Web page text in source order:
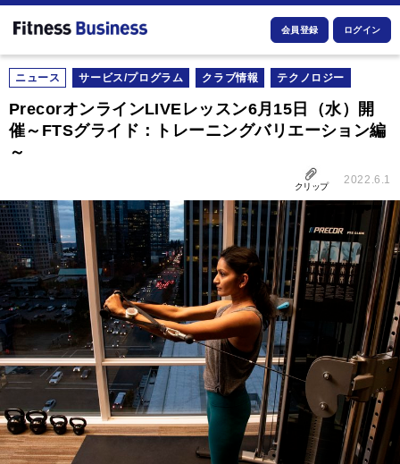
会員登録 ログイン
ニュース サービス/プログラム クラブ情報 テクノロジー
PrecorオンラインLIVEレッスン6月15日（水）開
催～FTSグライド：トレーニングバリエーション編
～
クリップ
2022.6.1